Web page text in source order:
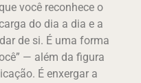
você reconhece o
do dia a dia e a
de si. É uma forma
— além da figura
É enxergar a